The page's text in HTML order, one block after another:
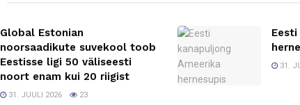
Global Estonian
noorsaadikute suvekool toob
Eestisse ligi 50 väliseesti
noort enam kui 20 riigist
31. JUULI 2026 23
31.